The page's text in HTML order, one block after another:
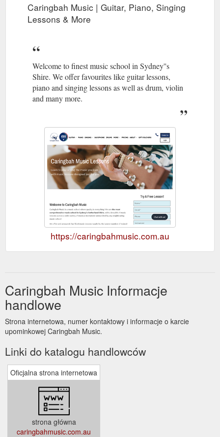
Caringbah Music | Guitar, Piano, Singing
Lessons & More
Welcome to finest music school in Sydney''s
Shire. We offer favourites like guitar lessons,
piano and singing lessons as well as drum, violin
and many more.
https://caringbahmusic.com.au
Caringbah Music Informacje
handlowe
Strona internetowa, numer kontaktowy i informacje o karcie
upominkowej Caringbah Music.
Linki do katalogu handlowców
Oficjalna strona internetowa
strona główna
caringbahmusic.com.au